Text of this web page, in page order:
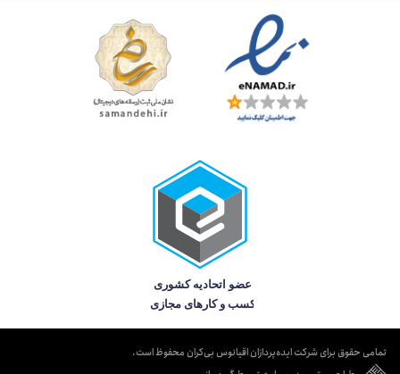
تمامی حقوق برای شرکت ایده‌پردازان اقیانوس بی‌کران محفوظ است.